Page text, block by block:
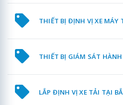
THIẾT BỊ ĐỊNH VỊ XE MÁY
THIẾT BỊ GIÁM SÁT
LẮP ĐỊNH VỊ XE TẢI TẠI